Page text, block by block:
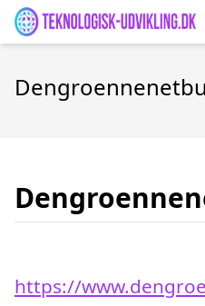
https://